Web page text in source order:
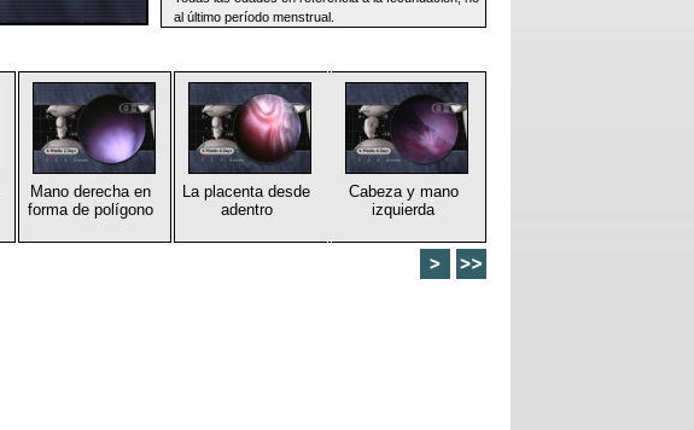
al último período menstrual.
Mano derecha en
forma de polígono
La placenta desde
adentro
Cabeza y mano
izquierda